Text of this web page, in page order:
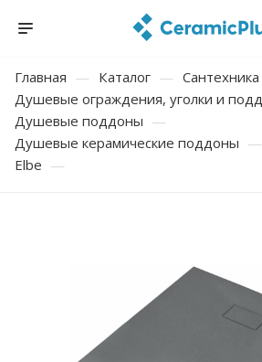
Главная — Каталог — Сантехника
Душевые ограждения, уголки и
Душевые поддоны —
Душевые керамические поддоны —
Elbe —